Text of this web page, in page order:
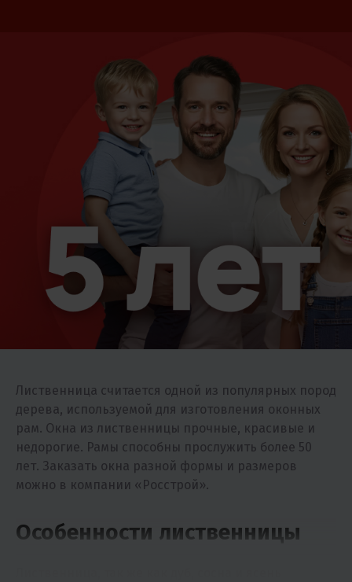
Лиственница считается одной из популярных пород
дерева, используемой для изготовления оконных
рам. Окна из лиственницы прочные, красивые и
недорогие. Рамы способны прослужить более 50
лет. Заказать окна разной формы и размеров
можно в компании «Росстрой».
Особенности лиственницы